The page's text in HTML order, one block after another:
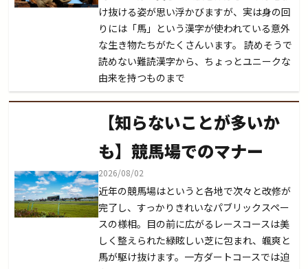
け抜ける姿が思い浮かびますが、実は身の回
りには「馬」という漢字が使われている意外
な生き物たちがたくさんいます。 読めそうで
読めない難読漢字から、ちょっとユニークな
由来を持つものまで
【知らないことが多いか
も】競馬場でのマナー
2026/08/02
近年の競馬場はというと各地で次々と改修が
完了し、すっかりきれいなパブリックスペー
スの様相。目の前に広がるレースコースは美
しく整えられた緑眩しい芝に包まれ、颯爽と
馬が駆け抜けます。一方ダートコースでは迫